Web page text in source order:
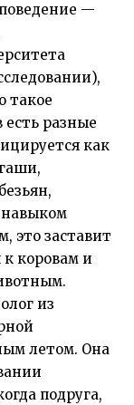
—
такое
разные
как
навыком
это заставит
коровам и
из
летом. Она
подруга,